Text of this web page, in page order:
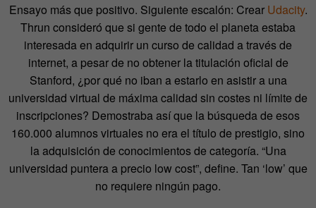
Ensayo más que positivo. Siguiente escalón: Crear Udacity.
Thrun consideró que si gente de todo el planeta estaba
interesada en adquirir un curso de calidad a través de
internet, a pesar de no obtener la titulación oficial de
Stanford, ¿por qué no iban a estarlo en asistir a una
universidad virtual de máxima calidad sin costes ni límite de
inscripciones? Demostraba así que la búsqueda de esos
160.000 alumnos virtuales no era el título de prestigio, sino
la adquisición de conocimientos de categoría. “Una
universidad puntera a precio low cost”, define. Tan ‘low’ que
no requiere ningún pago.